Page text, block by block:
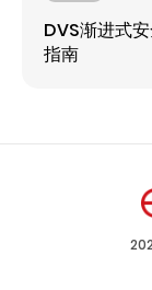
DVS渐进式
指南